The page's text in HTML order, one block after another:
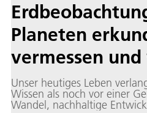
Planeten
vermessen
Unser heutiges Leben
Wissen als noch vor einer
Wandel, nachhaltige